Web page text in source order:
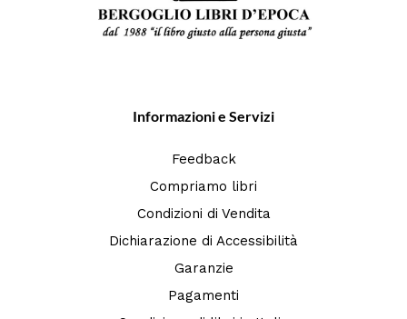
Informazioni e Servizi
Feedback
Compriamo libri
Condizioni di Vendita
Dichiarazione di Accessibilità
Garanzie
Pagamenti